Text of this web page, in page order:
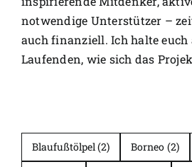
notwendige Unterstützer –
auch finanziell. Ich halte euch
Laufenden, wie sich das
Blaufußtölpel (2) Borneo (2)